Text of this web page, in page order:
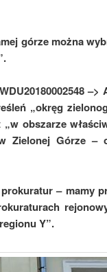
górze można
–>
„okręg
obszarze
Zielonej Górze –
– mamy
Y”.